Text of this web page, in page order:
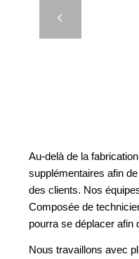
Au-delà de la
supplémentaires afin
des clients. Nos
Composée de
pourra se déplacer afin
Nous travaillons avec